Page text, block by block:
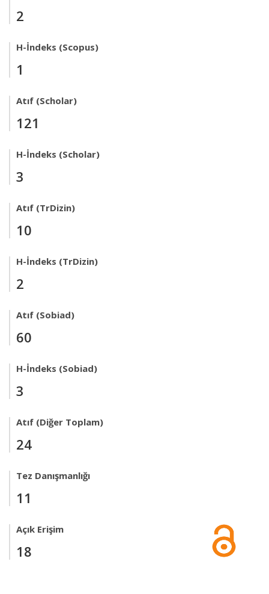
2
H-İndeks (Scopus)
1
Atıf (Scholar)
121
H-İndeks (Scholar)
3
Atıf (TrDizin)
10
H-İndeks (TrDizin)
2
Atıf (Sobiad)
60
H-İndeks (Sobiad)
3
Atıf (Diğer Toplam)
24
Tez Danışmanlığı
11
Açık Erişim
18